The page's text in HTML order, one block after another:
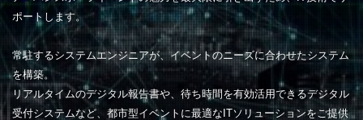
ポートします。
常駐するシステムエンジニアが、イベントのニーズに合わせたシステム
を構築。
リアルタイムのデジタル報告書や、待ち時間を有効活用できるデジタル
受付システムなど、都市型イベントに最適なITソリューションをご提供